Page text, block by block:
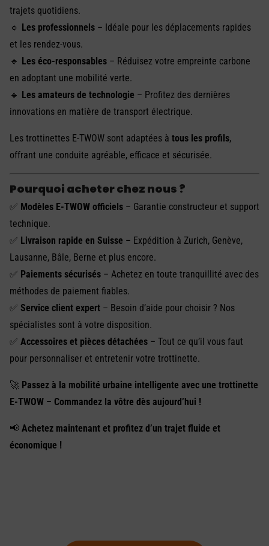
trajets quotidiens.
🔹 Les professionnels – Idéale pour les déplacements rapides
et les rendez-vous.
🔹 Les éco-responsables – Réduisez votre empreinte carbone
en adoptant une mobilité verte.
🔹 Les amateurs de technologie – Profitez des dernières
innovations en matière de transport électrique.
Les trottinettes E-TWOW sont adaptées à tous les profils,
offrant une conduite agréable, efficace et sécurisée.
Pourquoi acheter chez nous ?
✅ Modèles E-TWOW officiels – Garantie constructeur et support
technique.
✅ Livraison rapide en Suisse – Expédition à Zurich, Genève,
Lausanne, Bâle, Berne et plus encore.
✅ Paiements sécurisés – Achetez en toute tranquillité avec des
méthodes de paiement fiables.
✅ Service client expert – Besoin d’aide pour choisir ? Nos
spécialistes sont à votre disposition.
✅ Accessoires et pièces détachées – Tout ce qu’il vous faut
pour personnaliser et entretenir votre trottinette.
🚀 Passez à la mobilité urbaine intelligente avec une trottinette
E-TWOW – Commandez la vôtre dès aujourd’hui !
📢 Achetez maintenant et profitez d’un trajet fluide et
économique !